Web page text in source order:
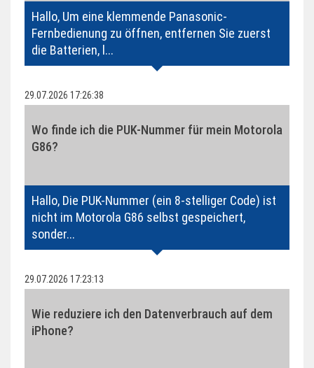
(1.458)
Gigaset
(1.144)
(984)
Android
(768)
Himaschu Luthra (234)
Alexander Greuling (47)
Julian Holtmann (79)
Hallo, Um eine klemmende Panasonic-
Fernbedienung zu öffnen, entfernen Sie zuerst
die Batterien, l...
29.07.2026 17:26:38
Wo finde ich die PUK-Nummer für mein Motorola
G86?
Hallo, Die PUK-Nummer (ein 8-stelliger Code) ist
nicht im Motorola G86 selbst gespeichert,
sonder...
29.07.2026 17:23:13
Wie reduziere ich den Datenverbrauch auf dem
iPhone?